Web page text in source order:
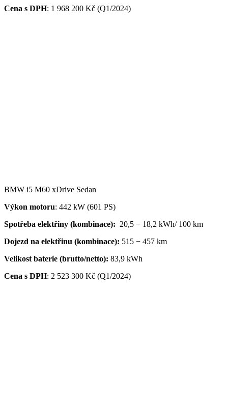
Cena s DPH: 1 968 200 Kč (Q1/2024)
BMW i5 M60 xDrive Sedan
Výkon motoru: 442 kW (601 PS)
Spotřeba elektřiny (kombinace): 20,5 − 18,2 kWh/ 100 km
Dojezd na elektřinu (kombinace): 515 − 457 km
Velikost baterie (brutto/netto): 83,9 kWh
Cena s DPH: 2 523 300 Kč (Q1/2024)